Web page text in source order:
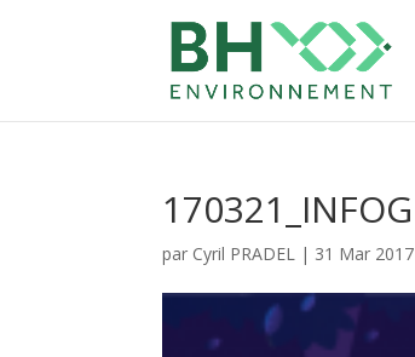
par Cyril PRADEL | 31 Mar 2017